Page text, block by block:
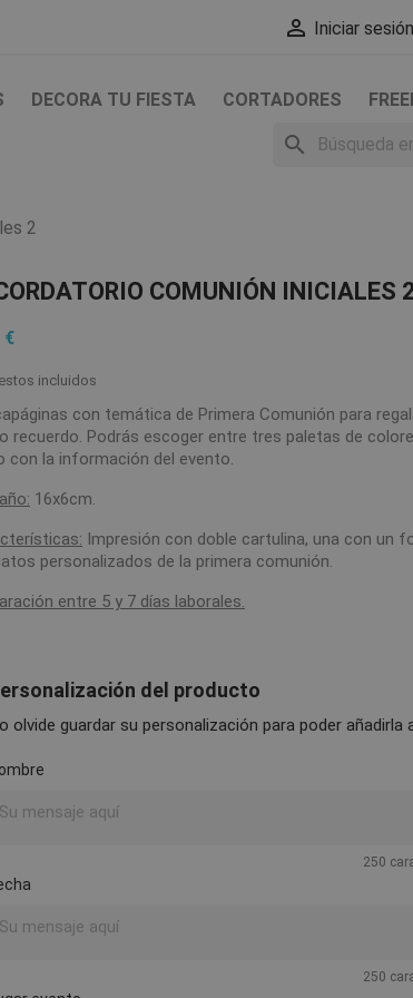
 Iniciar sesión
DECORA TU FIESTA CORTADORES
search
2
COMUNIÓN INICIALES
€
incluidos
con temática de Primera Comunión para
recuerdo. Podrás escoger entre tres paletas de
con la información del evento.
16x6cm.
Impresión con doble cartulina, una con un
personalizados de la primera comunión.
entre 5 y 7 días laborales.
del producto
olvide guardar su personalización para poder añadirla
250
250